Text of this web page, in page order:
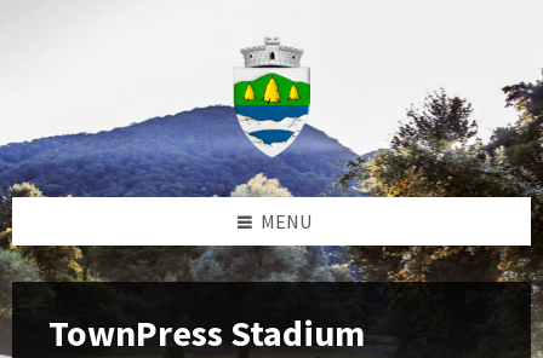
MENU
TownPress Stadium